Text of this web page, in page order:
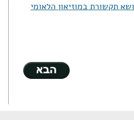
תקשורת במוזיאון הלאומי